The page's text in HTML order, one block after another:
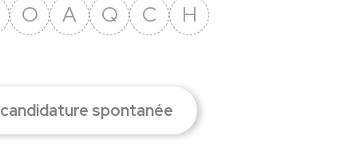
O A Q C H
spontanée